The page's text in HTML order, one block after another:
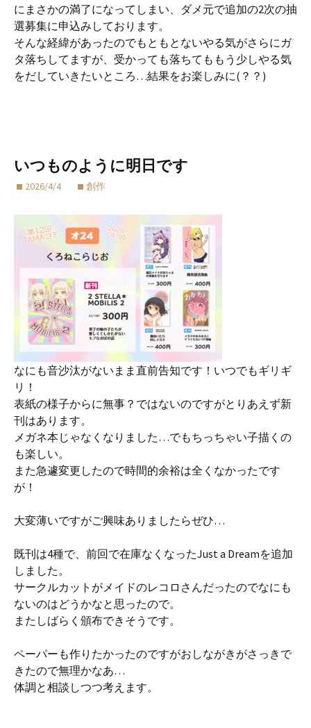
にまさかの満了になってしまい、ダメ元で追加の2次の抽
選募集に申込みしております。
そんな経緯があったのでもともとないやる気がさらにガ
タ落ちしてますが、受かっても落ちてももう少しやる気
をだしていきたいところ…結果をお楽しみに(？？)
いつものように明日です
2026/4/4 創作
なにも音沙汰がないまま直前告知です！いつでもギリギ
リ！
表紙の様子からに無事？ではないのですがとりあえず新
刊はあります。
メガネ本じゃなくなりました…でもちっちゃい子描くの
も楽しい。
また急遽変更したので時間的余裕は全くなかったです
が！
大変薄いですがご興味ありましたらぜひ…
既刊は4種で、前回で在庫なくなったJust a Dreamを追加
しました。
サークルカットがメイドのレコロさんだったのでなにも
ないのはどうかなと思ったので。
またしばらく頒布できそうです。
ペーパーも作りたかったのですがおしながきがさっきで
きたので無理かなあ…
体調と相談しつつ考えます。